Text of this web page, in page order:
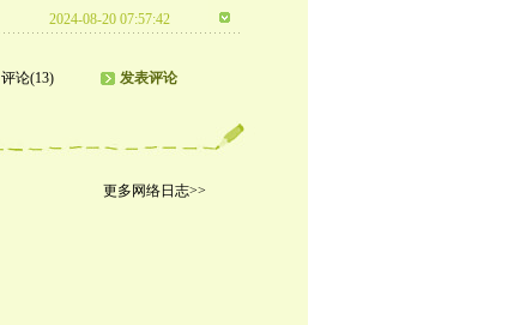
2024-08-20 07:57:42
评论(13) 发表评论
更多网络日志>>